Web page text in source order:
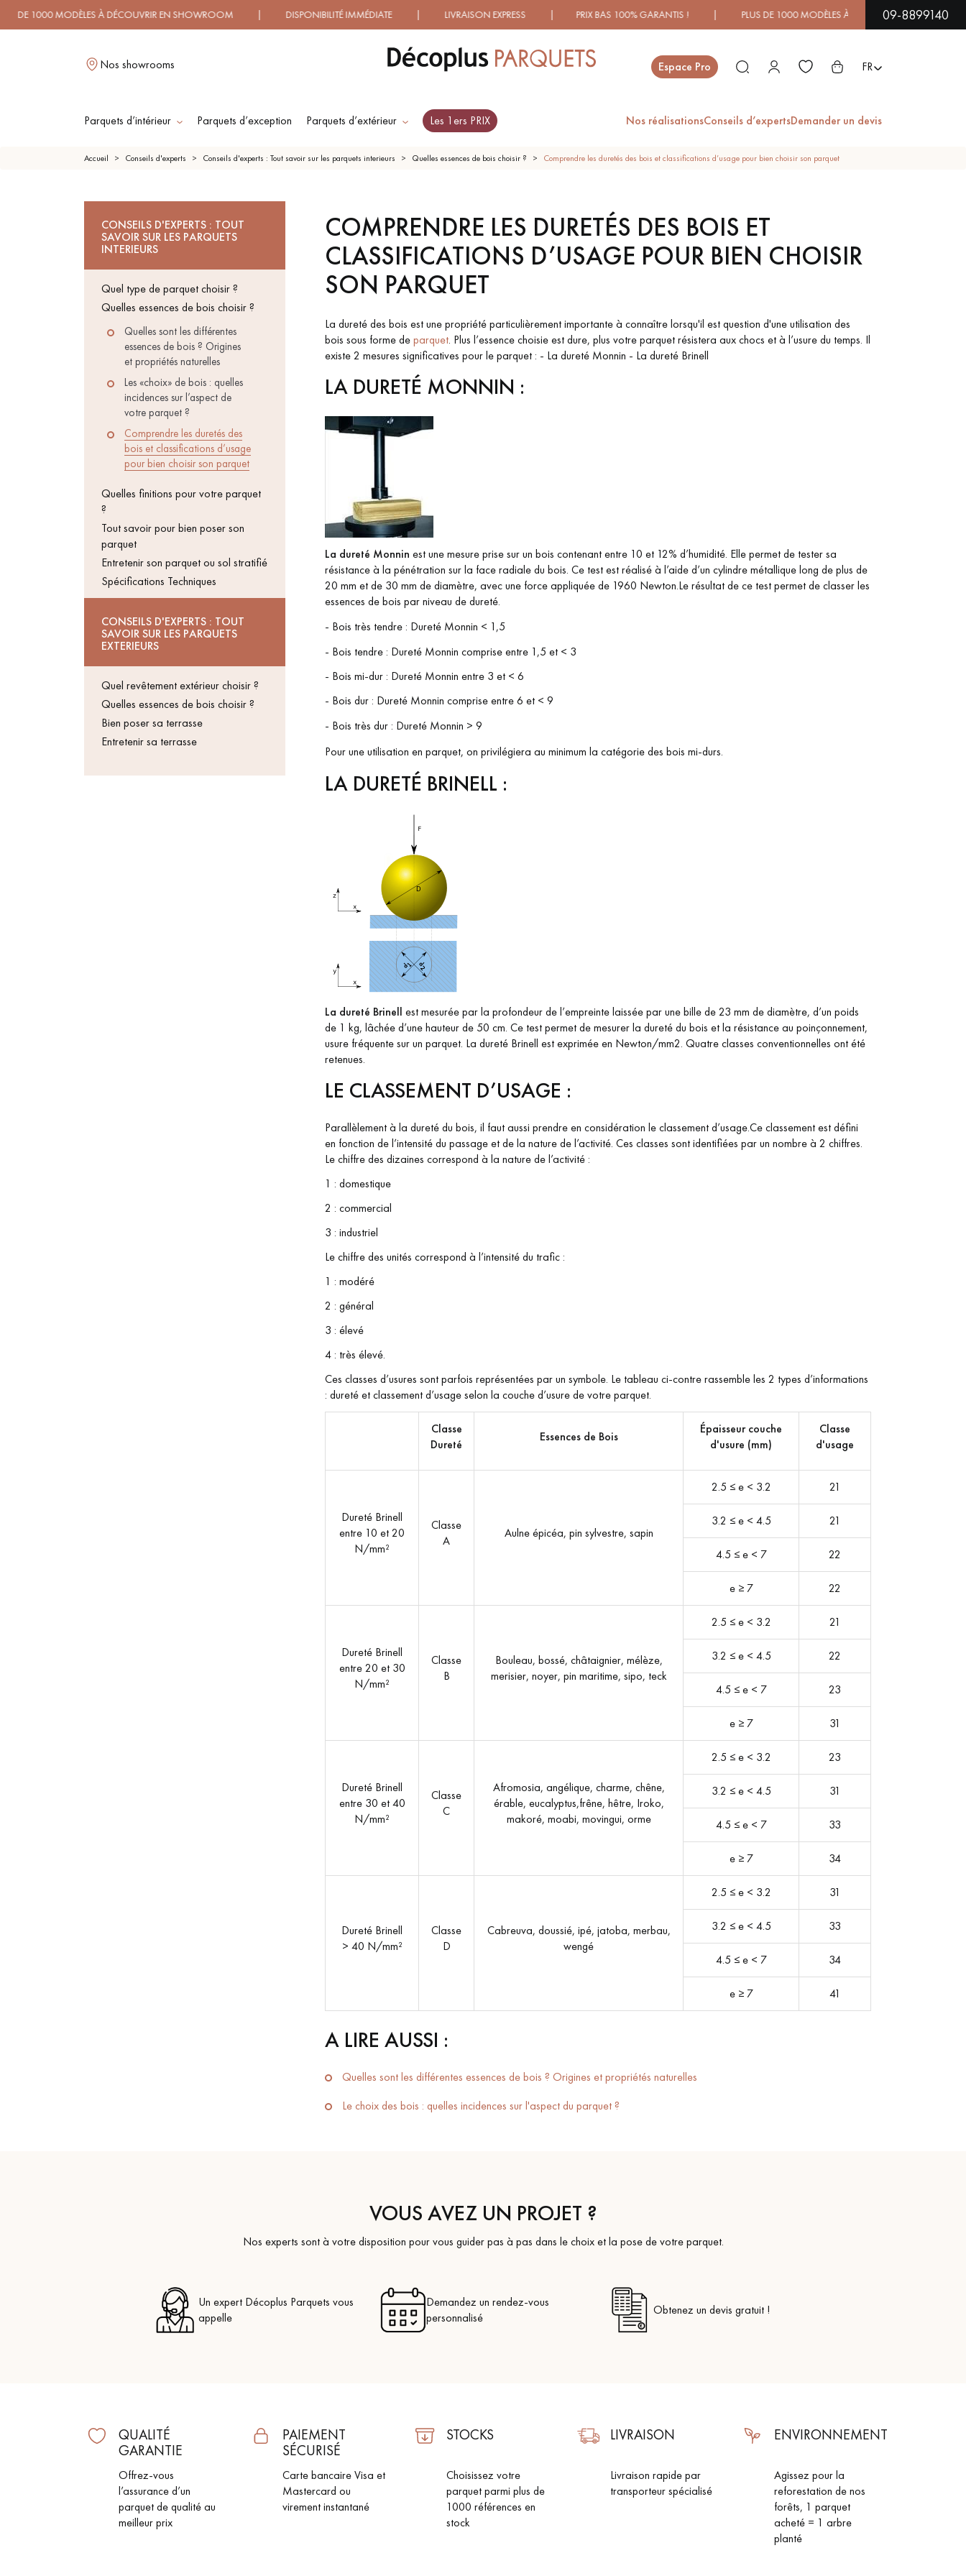
À DÉCOUVRIR EN SHOWROOM | DISPONIBILITÉ IMMÉDIATE | LIVRAISON EXPRESS | PRIX BAS 100% GARANTIS ! | PLUS DE 1000 MODÈLES À DÉCOUVRIR EN09-8899140
Nos showrooms Espace Pro FR
Parquets d’intérieur Parquets d’exception Parquets d’extérieur Les 1ers PRIX Nos réalisationsConseils d’expertsDemander un devis
LES RECHERCHES LES PLUS COURANTES
MASSIF
CONTRECOLLÉ -
FLOTTANT
SOL PLAQUÉ
BOIS VERITABLES
MOTIFS
TRADITIONNELS
BOIS EXOTIQUE
VERNIS
PARQUET HUILÉ
PARQUET EN
BOIS BRUT
PARQUET VIEILLI
ACCESSOIRES
PARQUET
D'INTÉRIEUR
Nos conseillers sont disponibles au
VOUS AVEZ UN PROJET ?
Nos experts sont à votre disposition pour vous guider pas à pas dans le choix et la pose de votre parquet.
Un expert Décoplus Parquets vous
appelle
Demandez un rendez-vous
personnalisé
Accueil Conseils d'experts Conseils d'experts : Tout savoir sur les parquets interieurs Quelles essences de bois choisir ? Comprendre les duretés des bois et classifications d’usage pour bien choisir son parquet
CONSEILS D'EXPERTS : TOUT
SAVOIR SUR LES PARQUETS
INTERIEURS
Quel type de parquet choisir ?
Quelles essences de bois choisir ?
Quelles sont les différentes
essences de bois ? Origines
et propriétés naturelles
Les «choix» de bois : quelles
incidences sur l’aspect de
votre parquet ?
Comprendre les duretés des
bois et classifications d’usage
pour bien choisir son parquet
Quelles finitions pour votre parquet
?
Tout savoir pour bien poser son
parquet
Entretenir son parquet ou sol stratifié
Spécifications Techniques
CONSEILS D'EXPERTS : TOUT
SAVOIR SUR LES PARQUETS
EXTERIEURS
Quel revêtement extérieur choisir ?
Quelles essences de bois choisir ?
Bien poser sa terrasse
Entretenir sa terrasse
COMPRENDRE LES DURETÉS DES BOIS ET
CLASSIFICATIONS D’USAGE POUR BIEN CHOISIR
SON PARQUET
La dureté des bois est une propriété particulièrement importante à connaître lorsqu'il est question d'une utilisation des
bois sous forme deparquet. Plus l’essence choisie est dure, plus votre parquet résistera aux chocs et à l’usure du temps. Il
existe 2 mesures significatives pour le parquet : - La dureté Monnin - La dureté Brinell
LA DURETÉ MONNIN :
La dureté Monnin est une mesure prise sur un bois contenant entre 10 et 12% d’humidité. Elle permet de tester sa
résistance à la pénétration sur la face radiale du bois. Ce test est réalisé à l’aide d’un cylindre métallique long de plus de
20 mm et de 30 mm de diamètre, avec une force appliquée de 1960 Newton.Le résultat de ce test permet de classer les
essences de bois par niveau de dureté.
- Bois très tendre : Dureté Monnin < 1,5
- Bois tendre : Dureté Monnin comprise entre 1,5 et < 3
- Bois mi-dur : Dureté Monnin entre 3 et < 6
- Bois dur : Dureté Monnin comprise entre 6 et < 9
- Bois très dur : Dureté Monnin > 9
Pour une utilisation en parquet, on privilégiera au minimum la catégorie des bois mi-durs.
LA DURETÉ BRINELL :
La dureté Brinell est mesurée par la profondeur de l’empreinte laissée par une bille de 23 mm de diamètre, d’un poids
de 1 kg, lâchée d’une hauteur de 50 cm. Ce test permet de mesurer la dureté du bois et la résistance au poinçonnement,
usure fréquente sur un parquet. La dureté Brinell est exprimée en Newton/mm2. Quatre classes conventionnelles ont été
retenues.
LE CLASSEMENT D’USAGE :
Parallèlement à la dureté du bois, il faut aussi prendre en considération le classement d’usage.Ce classement est défini
en fonction de l’intensité du passage et de la nature de l’activité. Ces classes sont identifiées par un nombre à 2 chiffres.
Le chiffre des dizaines correspond à la nature de l’activité :
1 : domestique
2 : commercial
3 : industriel
Le chiffre des unités correspond à l’intensité du trafic :
1 : modéré
2 : général
3 : élevé
4 : très élevé.
Ces classes d’usures sont parfois représentées par un symbole. Le tableau ci-contre rassemble les 2 types d’informations
: dureté et classement d’usage selon la couche d’usure de votre parquet.
Classe
Dureté
Essences de Bois
Épaisseurcouche
d'usure (mm)
Classe
d'usage
Dureté Brinell
entre 10 et 20
N/mm²
Classe
A
Aulne épicéa, pin sylvestre, sapin
2.5 ≤ e < 3.2 21
3.2 ≤ e < 4.5 21
4.5 ≤ e < 7 22
e ≥ 7 22
Dureté Brinell
entre 20 et 30
N/mm²
Classe
B
Bouleau, bossé, châtaignier, mélèze,
merisier, noyer, pin maritime, sipo, teck
2.5 ≤ e < 3.2 21
3.2 ≤ e < 4.5 22
4.5 ≤ e < 7 23
e ≥ 7 31
Dureté Brinell
entre 30 et 40
N/mm²
Classe
C
Afromosia, angélique, charme, chêne,
érable, eucalyptus,frêne, hêtre, Iroko,
makoré, moabi, movingui, orme
2.5 ≤ e < 3.2 23
3.2 ≤ e < 4.5 31
4.5 ≤ e < 7 33
e ≥ 7 34
Dureté Brinell
> 40 N/mm²
Classe
D
Cabreuva, doussié, ipé, jatoba, merbau,
wengé
2.5 ≤ e < 3.2 31
3.2 ≤ e < 4.5 33
4.5 ≤ e < 7 34
e ≥ 7 41
A LIRE AUSSI :
Quelles sont les différentes essences de bois ? Origines et propriétés naturelles
Le choix des bois : quelles incidences sur l'aspect du parquet ?
VOUS AVEZ UN PROJET ?
Nos experts sont à votre disposition pour vous guider pas à pas dans le choix et la pose de votre parquet.
Un expert Décoplus Parquets vous
appelle
Demandez un rendez-vous
personnalisé
Obtenez un devis gratuit !
QUALITÉ
GARANTIE
Offrez-vous
l’assurance d’un
parquet de qualité au
meilleur prix
PAIEMENT
SÉCURISÉ
Carte bancaire Visa et
Mastercard ou
virement instantané
STOCKS
Choisissez votre
parquet parmi plus de
1000 références en
stock
LIVRAISON
Livraison rapide par
transporteur spécialisé
ENVIRONNEMENT
Agissez pour la
reforestation de nos
forêts, 1 parquet
acheté = 1 arbre
planté